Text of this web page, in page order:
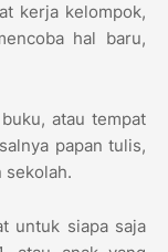
kerja kelompok,
hal baru,
atau tempat
papan tulis,
sekolah.
untuk siapa saja